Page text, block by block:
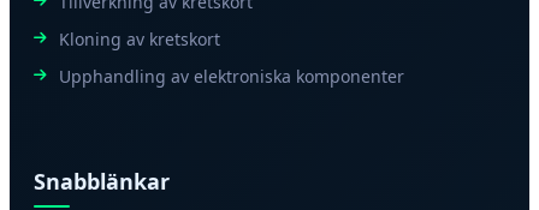
Kloning av kretskort
Upphandling av elektroniska komponenter
Snabblänkar